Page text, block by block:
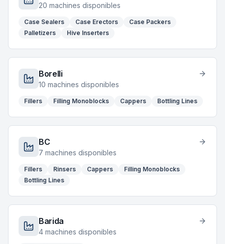
20 machines disponibles
Case Sealers Case Erectors
Case Packers
Palletizers
Hive Inserters
Borelli
10 machines disponibles
Fillers Filling Monoblocks Cappers Bottling Lines
BC
7 machines disponibles
Fillers Rinsers Cappers
Filling Monoblocks
Bottling Lines
Barida
4 machines disponibles